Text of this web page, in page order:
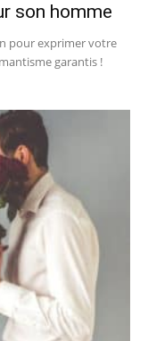
son homme
pour exprimer votre
garantis !